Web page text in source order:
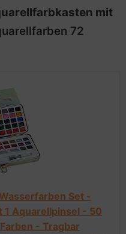
mit
72
Set -
1 Aquarellpinsel - 50
- Tragbar